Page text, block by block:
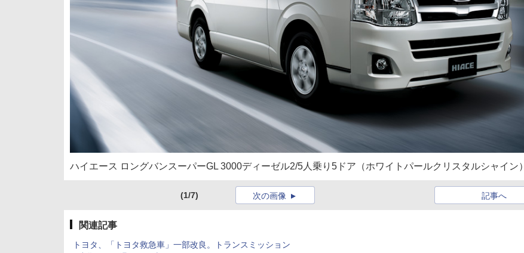
ハイエース ロングバンスーパーGL 3000ディーゼル2/5人乗り5ドア（ホワイトパールクリスタルシャイン）
(1/7) 記事へ
次の画像
関連記事
トヨタ、「トヨタ救急車」一部改良。トランスミッション